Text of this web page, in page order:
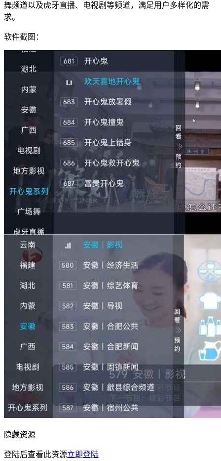
舞频道以及虎牙直播、电视剧等频道，满足用户多样化的需
求。
软件截图：
隐藏资源
登陆后查看此资源立即登陆